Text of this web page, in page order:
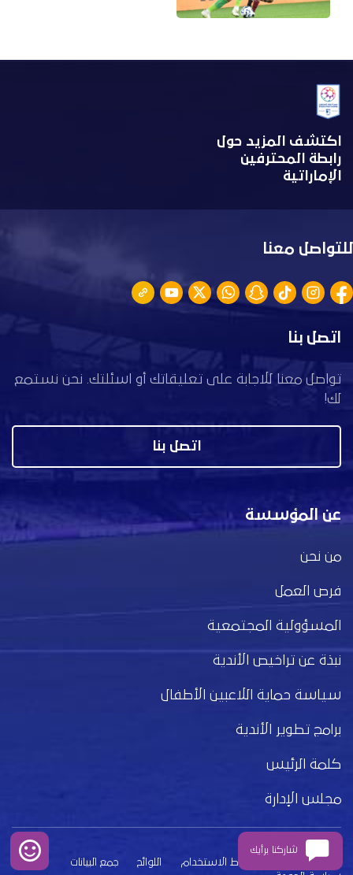
اكتشف المزيد حول
رابطة المحترفين
الإماراتية
للتواصل معنا
اتصل بنا
تواصل معنا للاجابة على تعليقاتك أو اسئلتك. نحن نستمع
لك!
اتصل بنا
عن المؤسسة
من نحن
فرص العمل
المسؤولية المجتمعية
نبذة عن تراخيص الأندية
سياسة حماية اللاعبين الأطفال
برامج تطوير الأندية
كلمة الرئيس
مجلس الإدارة
بيان الخصوصية شروط الاستخدام اللوائح
جمع البيانات
شاركنا برأيك